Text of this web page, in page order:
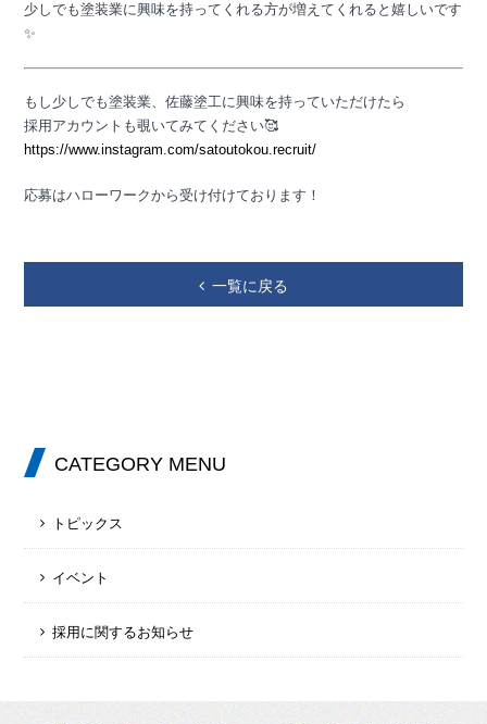
少しでも塗装業に興味を持ってくれる方が増えてくれると嬉しいです
✨
もし少しでも塗装業、佐藤塗工に興味を持っていただけたら
採用アカウントも覗いてみてください🥰
https://www.instagram.com/satoutokou.recruit/
応募はハローワークから受け付けております！
一覧に戻る
CATEGORY MENU
トピックス
イベント
採用に関するお知らせ